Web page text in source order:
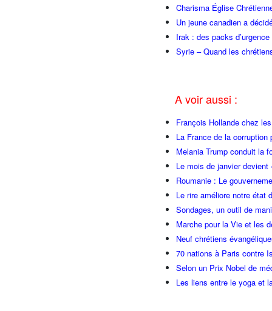
Charisma Église
Un jeune canadien a
Irak : des packs
Syrie – Quand les
A voir aussi :
François Hollande chez
La France de la
Melania Trump conduit la
Le mois de janvier
Roumanie : Le
Le rire améliore notre état
Sondages, un outil de
Marche pour la Vie et les
Neuf chrétiens
70 nations à Paris contre
Selon un Prix Nobel de
Les liens entre le yoga et